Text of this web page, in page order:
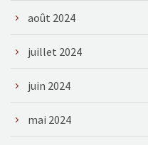
août 2024
juillet 2024
juin 2024
mai 2024